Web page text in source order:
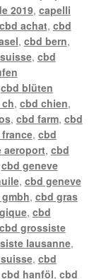
2019, capelli
cbd achat, cbd
, cbd bern,
, cbd
cbd blüten
, cbd chien,
, cbd farm, cbd
, cbd
aeroport, cbd
cbd geneve
, cbd geneve
, cbd gras
, cbd
cbd grossiste
lausanne,
, cbd
cbd hanföl, cbd